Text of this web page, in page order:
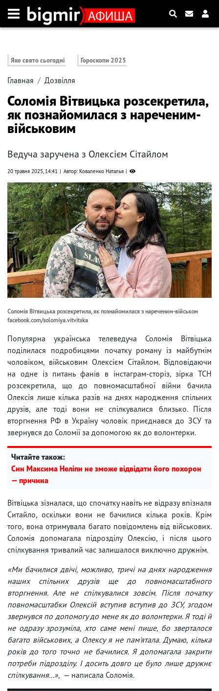
Яке свято сьогодні Гороскопи 2025
Главная Дозвілля
Соломія Вітвицька розсекретила,
як познайомилася з нареченим-
військовим
Ведуча заручена з Олексієм Сітайлом
20 травня 2025, 14:41 Автор: Коваленко Наталья
Соломія Вітвицька розсекретила, як познайомилася з нареченим-військом
facebook.com/solomiya.vitvitska
Популярна українська телеведуча Соломія Вітвіцька
поділилася подробицями початку роману із майбутнім
чоловіком, військовим Олексієм Сітайлом. Відповідаючи
на одне із питань фанів в інстаграм-сторіз, зірка ТСН
розсекретила, що до повномасштабної війни бачила
Олексія лише кілька разів на днях народження спільних
друзів, але тоді вони не спілкувалися близько. Після
вторгнення РФ в Україну чоловік приєднався до ЗСУ та
звернувся до Соломії за допомогою як до волонтерки.
Читайте також:
Син Максима Неліпи не зможе відвідати його похорон
— причина
Вітвіцька зізналася, що спочатку навіть не відразу впізналя
Ситайло, оскільки вони не бачилися кілька років. Крім
того, вона отримувала багато повідомлень від військових.
Соломія допомагала підрозділу Олексію, і після цього
спілкування тривалий час залишалося виключно дружнім.
«Ми бачилися двічі, можливо, тричі на днях народження
наших спільних друзів ще до повномасштабного
вторгнення. Але не спілкувалися зовсім. Після початку
повномасштабки Олексій вступив вступив до ЗСУ, згодом
звернувся по допомогу до мене як до волонтерки. Я тоді й
не одразу зрозуміла, хто саме мені пише, бо зверталося
багато військових, а Олексу я не пам'ятала. Думаю, кілька
років до того точно не бачилися. Я допомагала закрити
потреби підрозділу. І досить довго це було лише дружнє
спілкування...», — написала Соломія.